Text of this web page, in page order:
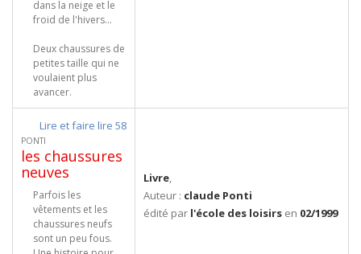
dans la neige et le
froid de l'hivers...
Deux chaussures de
petites taille qui ne
voulaient plus
avancer.
Lire et faire lire 58
PONTI
les chaussures
neuves
Parfois les
vêtements et les
chaussures neufs
sont un peu fous.
Livre,
Auteur : claude Ponti
édité par l'école des loisirs en 02/1999